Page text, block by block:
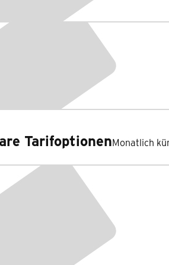
TarifoptionenMonatlich
Tarifoptionen